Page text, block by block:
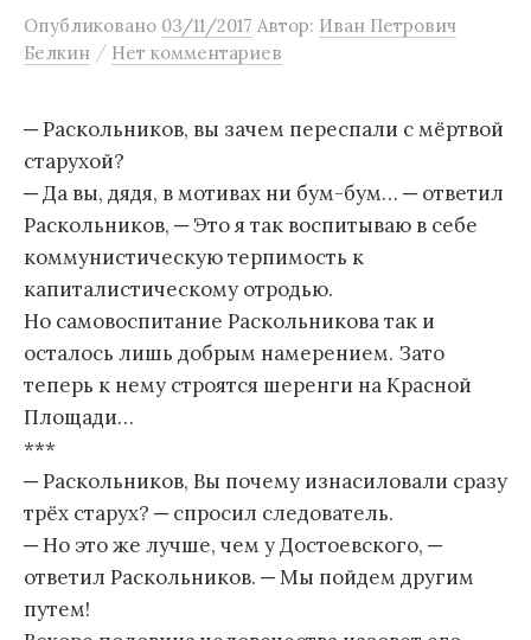
Опубликовано 03/11/2017 Автор: Иван Петрович
Белкин / Нет комментариев
─ Раскольников, вы зачем переспали с мёртвой
старухой?
─ Да вы, дядя, в мотивах ни бум-бум… ─ ответил
Раскольников, ─ Это я так воспитываю в себе
коммунистическую терпимость к
капиталистическому отродью.
Но самовоспитание Раскольникова так и
осталось лишь добрым намерением. Зато
теперь к нему строятся шеренги на Красной
Площади…
***
─ Раскольников, Вы почему изнасиловали сразу
трёх старух? ─ спросил следователь.
─ Но это же лучше, чем у Достоевского, ─
ответил Раскольников. ─ Мы пойдем другим
путем!